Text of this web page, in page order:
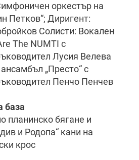
оркестър на
Петков“; Диригент:
Солисти: Вокален
The NUMTI с
Лусия Велева
„Престо“ с
Пенчо Пенчев
база
планинско бягане и
и Родопа“ кани на
крос